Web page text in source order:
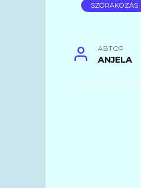
SZÓRAKOZÁS
АВТОР
ANJELA